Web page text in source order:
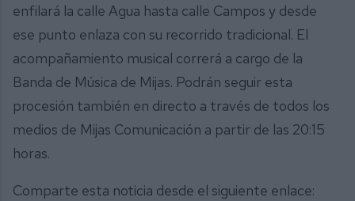
enfilará la calle Agua hasta calle Campos y desde
ese punto enlaza con su recorrido tradicional. El
acompañamiento musical correrá a cargo de la
Banda de Música de Mijas. Podrán seguir esta
procesión también en directo a través de todos los
medios de Mijas Comunicación a partir de las 20:15
horas.
Comparte esta noticia desde el siguiente enlace: